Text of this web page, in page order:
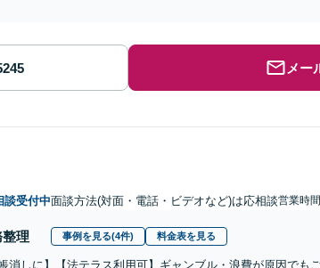
メー
談受付中面談方法(対面・電話・ビデオなど)は応相談営業時
理 事例を見る(4件) 料金表を見る
消しに】【法テラス利用可】ギャンブル・浪費が原因でも